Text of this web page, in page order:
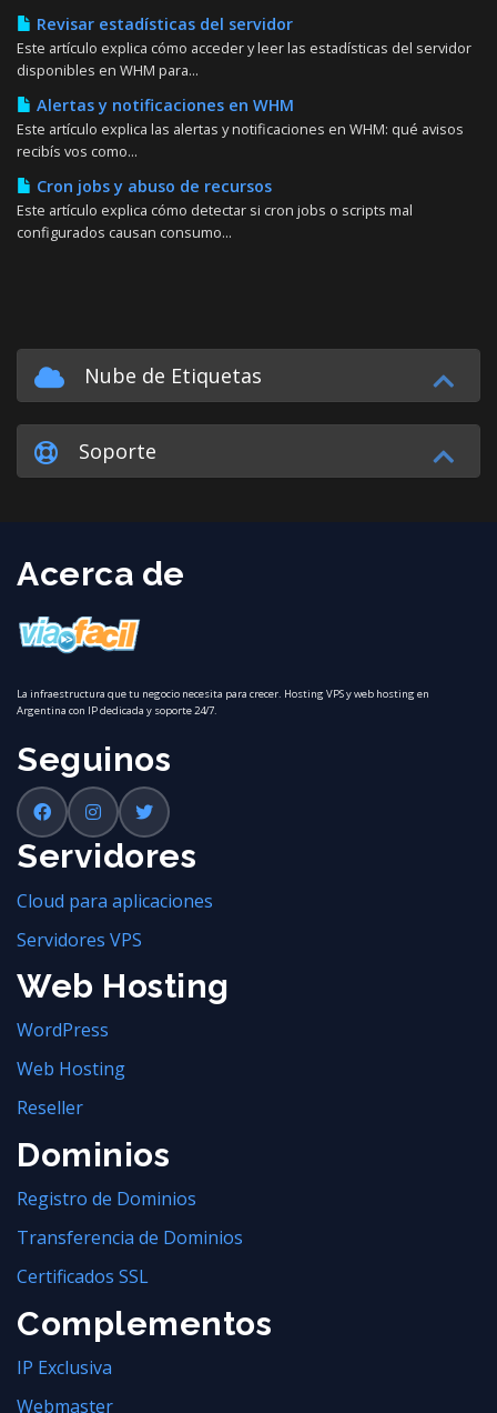
Revisar estadísticas del servidor
Este artículo explica cómo acceder y leer las estadísticas del servidor
disponibles en WHM para...
Alertas y notificaciones en WHM
Este artículo explica las alertas y notificaciones en WHM: qué avisos
recibís vos como...
Cron jobs y abuso de recursos
Este artículo explica cómo detectar si cron jobs o scripts mal
configurados causan consumo...
Nube de Etiquetas
Soporte
Acerca de
La infraestructura que tu negocio necesita para crecer. Hosting VPS y web hosting en
Argentina con IP dedicada y soporte 24/7.
Seguinos
Servidores
Cloud para aplicaciones
Servidores VPS
Web Hosting
WordPress
Web Hosting
Reseller
Dominios
Registro de Dominios
Transferencia de Dominios
Certificados SSL
Complementos
IP Exclusiva
Webmaster